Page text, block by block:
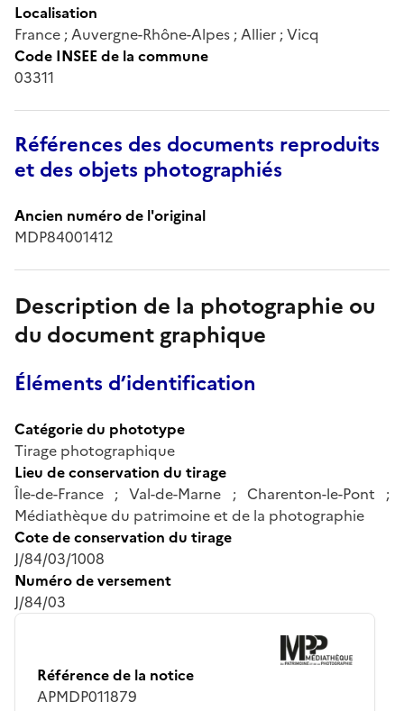
Localisation
France ; Auvergne-Rhône-Alpes ; Allier ; Vicq
Code INSEE de la commune
03311
Références des documents reproduits
et des objets photographiés
Ancien numéro de l'original
MDP84001412
Description de la photographie ou
du document graphique
Éléments d’identification
Catégorie du phototype
Tirage photographique
Lieu de conservation du tirage
Île-de-France ; Val-de-Marne ; Charenton-le-Pont ;
Médiathèque du patrimoine et de la photographie
Cote de conservation du tirage
J/84/03/1008
Numéro de versement
J/84/03
Référence de la notice
APMDP011879